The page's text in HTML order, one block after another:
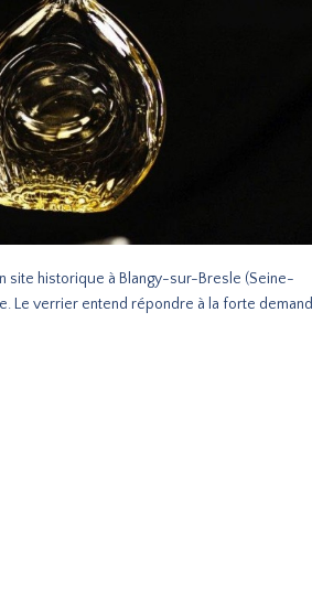
site historique à Blangy-sur-Bresle (Seine-
Le verrier entend répondre à la forte